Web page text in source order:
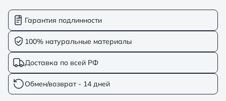
Гарантия подлинности
100% натуральные материалы
Доставка по всей РФ
Обмен/возврат - 14 дней